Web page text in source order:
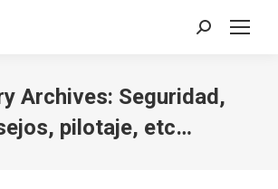
Search:
Archives: Seguridad,
pilotaje, etc…